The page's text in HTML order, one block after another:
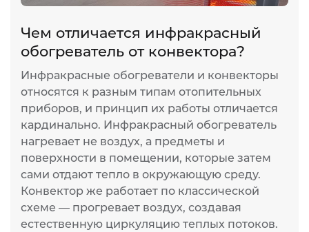
Чем отличается инфракрасный
обогреватель от конвектора?
Инфракрасные обогреватели и конвекторы
относятся к разным типам отопительных
приборов, и принцип их работы отличается
кардинально. Инфракрасный обогреватель
нагревает не воздух, а предметы и
поверхности в помещении, которые затем
сами отдают тепло в окружающую среду.
Конвектор же работает по классической
схеме — прогревает воздух, создавая
естественную циркуляцию теплых потоков.